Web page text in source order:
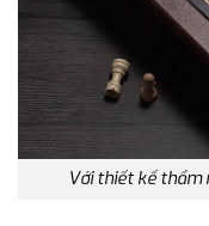
Với thiết kế thẩm